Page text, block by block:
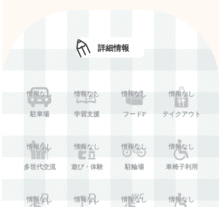
詳細情報
情報なし
駐車場
情報なし
学習支援
情報なし
フードP
情報なし
テイクアウト
情報なし
多世代交流
情報なし
遊び・体験
情報なし
駐輪場
情報なし
車椅子利用
情報なし 情報なし 情報なし 情報なし